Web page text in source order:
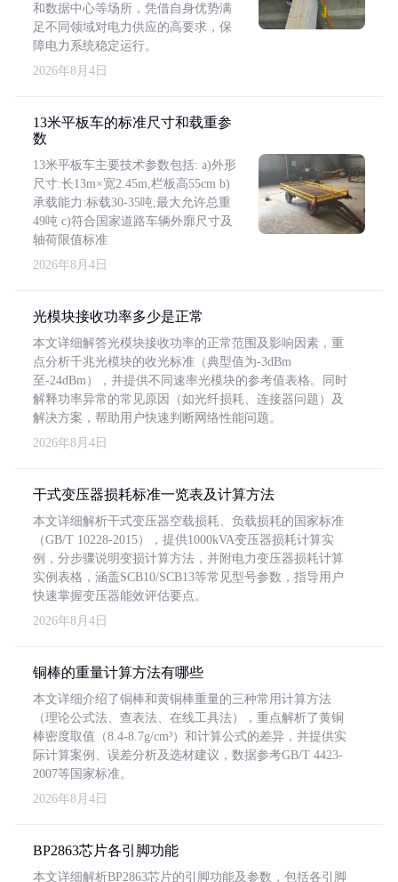
和数据中心等场所，凭借自身优势满
足不同领域对电力供应的高要求，保
障电力系统稳定运行。
2026年8月4日
13米平板车的标准尺寸和载重参
数
13米平板车主要技术参数包括: a)外形
尺寸:长13m×宽2.45m,栏板高55cm b)
承载能力:标载30-35吨,最大允许总重
49吨 c)符合国家道路车辆外廓尺寸及
轴荷限值标准
2026年8月4日
光模块接收功率多少是正常
本文详细解答光模块接收功率的正常范围及影响因素，重
点分析千兆光模块的收光标准（典型值为-3dBm
至-24dBm），并提供不同速率光模块的参考值表格。同时
解释功率异常的常见原因（如光纤损耗、连接器问题）及
解决方案，帮助用户快速判断网络性能问题。
2026年8月4日
干式变压器损耗标准一览表及计算方法
本文详细解析干式变压器空载损耗、负载损耗的国家标准
（GB/T 10228-2015），提供1000kVA变压器损耗计算实
例，分步骤说明变损计算方法，并附电力变压器损耗计算
实例表格，涵盖SCB10/SCB13等常见型号参数，指导用户
快速掌握变压器能效评估要点。
2026年8月4日
铜棒的重量计算方法有哪些
本文详细介绍了铜棒和黄铜棒重量的三种常用计算方法
（理论公式法、查表法、在线工具法），重点解析了黄铜
棒密度取值（8.4-8.7g/cm³）和计算公式的差异，并提供实
际计算案例、误差分析及选材建议，数据参考GB/T 4423-
2007等国家标准。
2026年8月4日
BP2863芯片各引脚功能
本文详细解析BP2863芯片的引脚功能及参数，包括各引脚